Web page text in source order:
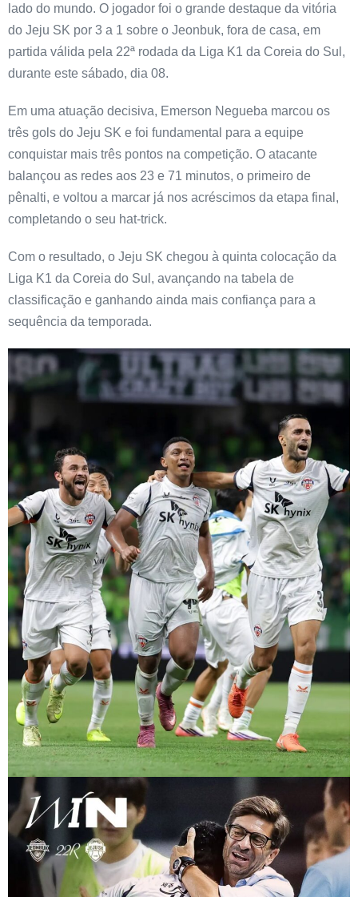
lado do mundo. O jogador foi o grande destaque da vitória
do Jeju SK por 3 a 1 sobre o Jeonbuk, fora de casa, em
partida válida pela 22ª rodada da Liga K1 da Coreia do Sul,
durante este sábado, dia 08.
Em uma atuação decisiva, Emerson Negueba marcou os
três gols do Jeju SK e foi fundamental para a equipe
conquistar mais três pontos na competição. O atacante
balançou as redes aos 23 e 71 minutos, o primeiro de
pênalti, e voltou a marcar já nos acréscimos da etapa final,
completando o seu hat-trick.
Com o resultado, o Jeju SK chegou à quinta colocação da
Liga K1 da Coreia do Sul, avançando na tabela de
classificação e ganhando ainda mais confiança para a
sequência da temporada.